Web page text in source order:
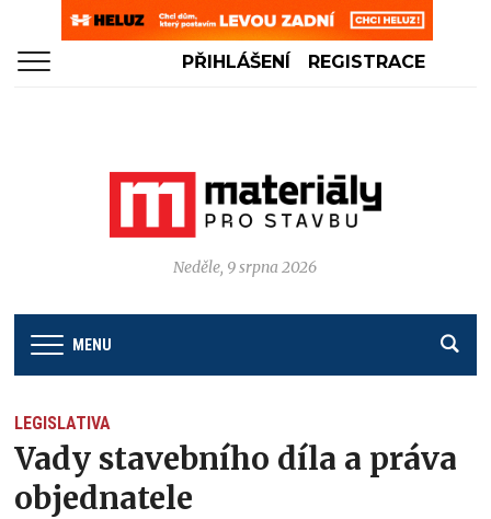
PŘIHLÁŠENÍ REGISTRACE
Neděle, 9 srpna 2026
MENU
LEGISLATIVA
Vady stavebního díla a práva
objednatele